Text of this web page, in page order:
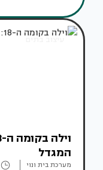
עיצוב בתים
המגדל
מערכת בית ונוי